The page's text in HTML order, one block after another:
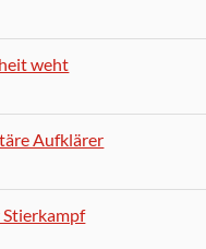
weht
Aufklärer